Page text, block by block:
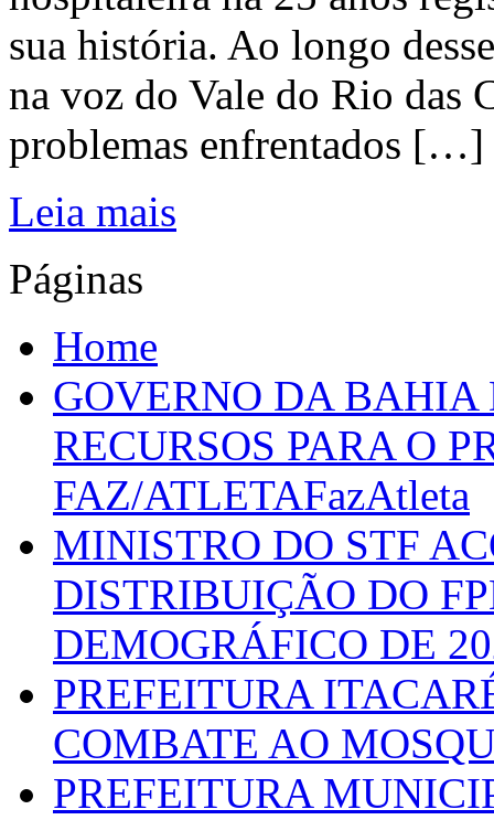
sua história. Ao longo
na voz do Vale do Rio das
problemas enfrentados […]
Leia mais
Páginas
Home
GOVERNO DA
RECURSOS PARA O
FAZ/ATLETAFazAtleta
MINISTRO DO STF
DISTRIBUIÇÃO DO
DEMOGRÁFICO DE
PREFEITURA
COMBATE AO
PREFEITURA